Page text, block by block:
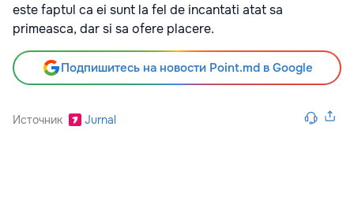
este faptul ca ei sunt la fel de incantati atat sa
primeasca, dar si sa ofere placere.
Подпишитесь на новости Point.md в Google
Источник Jurnal